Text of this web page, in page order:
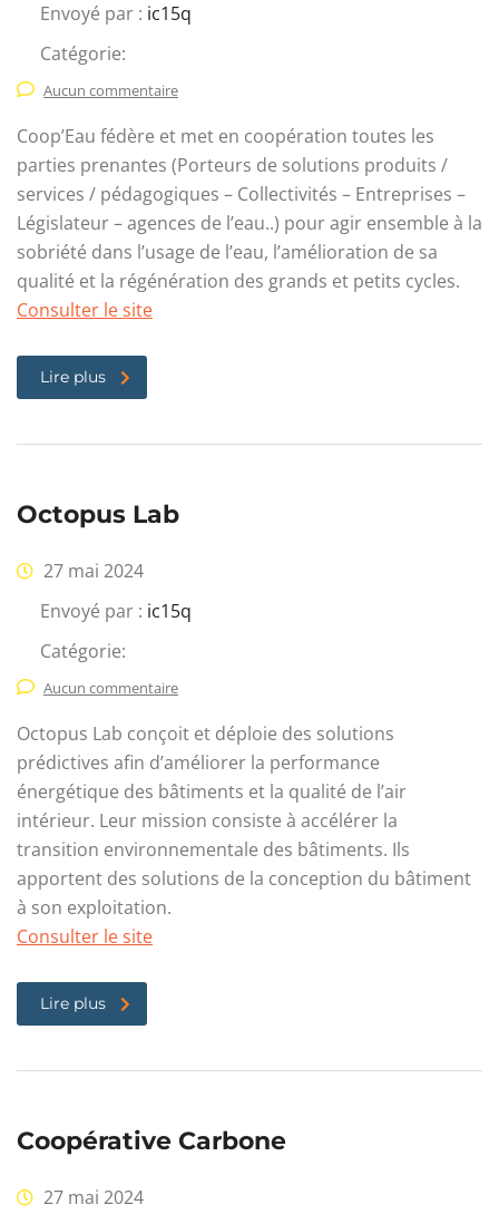
Envoyé par : ic15q
Catégorie:
Aucun commentaire
Coop’Eau fédère et met en coopération toutes les
parties prenantes (Porteurs de solutions produits /
services / pédagogiques – Collectivités – Entreprises –
Législateur – agences de l’eau..) pour agir ensemble à la
sobriété dans l’usage de l’eau, l’amélioration de sa
qualité et la régénération des grands et petits cycles.
Consulter le site
Lire plus
Octopus Lab
27 mai 2024
Envoyé par : ic15q
Catégorie:
Aucun commentaire
Octopus Lab conçoit et déploie des solutions
prédictives afin d’améliorer la performance
énergétique des bâtiments et la qualité de l’air
intérieur. Leur mission consiste à accélérer la
transition environnementale des bâtiments. Ils
apportent des solutions de la conception du bâtiment
à son exploitation.
Consulter le site
Lire plus
Coopérative Carbone
27 mai 2024